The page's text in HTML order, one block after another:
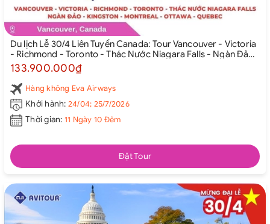
Du lịch Lễ 30/4 Liên Tuyến Canada: Tour Vancouver - Victoria
- Richmond - Toronto - Thác Nước Niagara Falls - Ngàn Đảo
- Kingston - Montreal - Ottawa - Quebec Từ Hà Nội 2026
133.900.000₫
Hàng không Eva Airways
Khởi hành: 24/04; 25/7/2026
Thời gian: 11 Ngày 10 Đêm
Đặt Tour